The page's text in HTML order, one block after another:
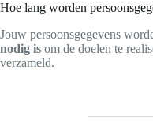
Hoe lang worden
Jouw persoonsgegevens
nodig is om de doelen te
verzameld.